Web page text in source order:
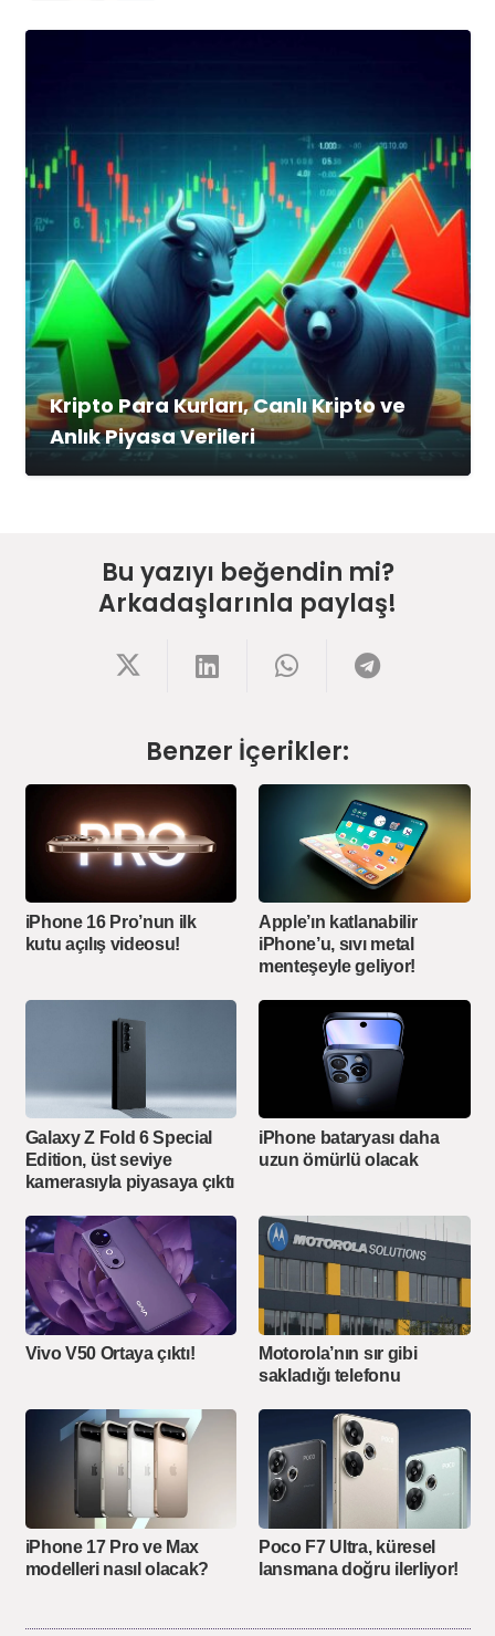
Kripto Para Kurları, Canlı Kripto ve
Anlık Piyasa Verileri
Bu yazıyı beğendin mi?
Arkadaşlarınla paylaş!
Benzer İçerikler:
iPhone 16 Pro’nun ilk
kutu açılış videosu!
Apple’ın katlanabilir
iPhone’u, sıvı metal
menteşeyle geliyor!
Galaxy Z Fold 6 Special
Edition, üst seviye
kamerasıyla piyasaya çıktı
iPhone bataryası daha
uzun ömürlü olacak
Vivo V50 Ortaya çıktı!
Motorola’nın sır gibi
sakladığı telefonu
iPhone 17 Pro ve Max
modelleri nasıl olacak?
Poco F7 Ultra, küresel
lansmana doğru ilerliyor!